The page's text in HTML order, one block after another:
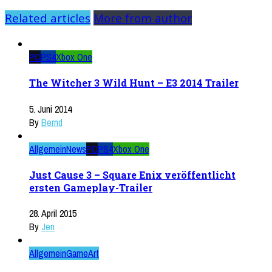
Related articles More from author
PCPS4Xbox One
The Witcher 3 Wild Hunt – E3 2014 Trailer
5. Juni 2014
ByBernd
AllgemeinNewsPCPS4Xbox One
Just Cause 3 – Square Enix veröffentlicht
ersten Gameplay-Trailer
28. April 2015
ByJen
AllgemeinGameArt